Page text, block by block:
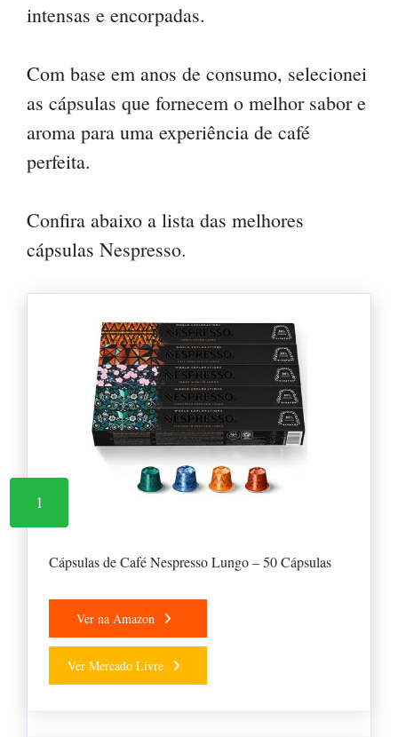
intensas e encorpadas.
Com base em anos de consumo, selecionei
as cápsulas que fornecem o melhor sabor e
aroma para uma experiência de café
perfeita.
Confira abaixo a lista das melhores
cápsulas Nespresso.
1
Cápsulas de Café Nespresso Lungo – 50 Cápsulas
Ver na Amazon
Ver Mercado Livre